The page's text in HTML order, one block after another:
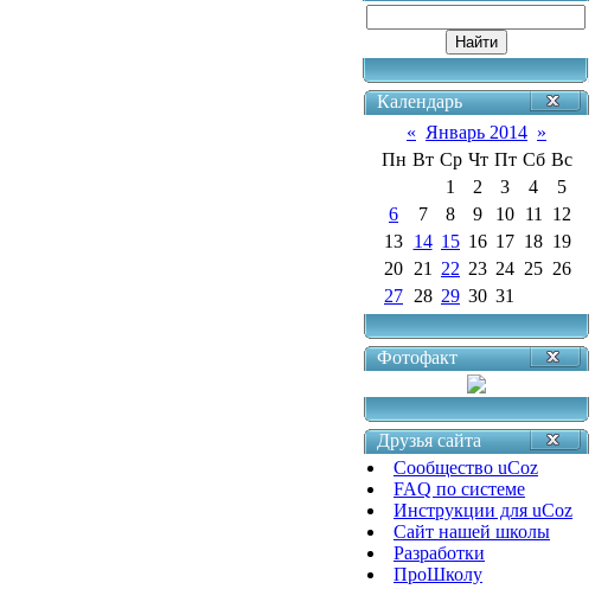
Календарь
« Январь 2014 »
Пн Вт Ср Чт Пт Сб Вс
1
2 3 4
5
6
7 8 9 10 11
12
13 14 15 16 17 18 19
20 21 22 23 24 25 26
27 28 29 30 31
Фотофакт
Друзья сайта
Сообщество uCoz
FAQ по системе
Инструкции для uCoz
Сайт нашей школы
Разработки
ПроШколу